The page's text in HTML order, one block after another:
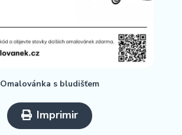
Omalovánka s bludišťem
Imprimir